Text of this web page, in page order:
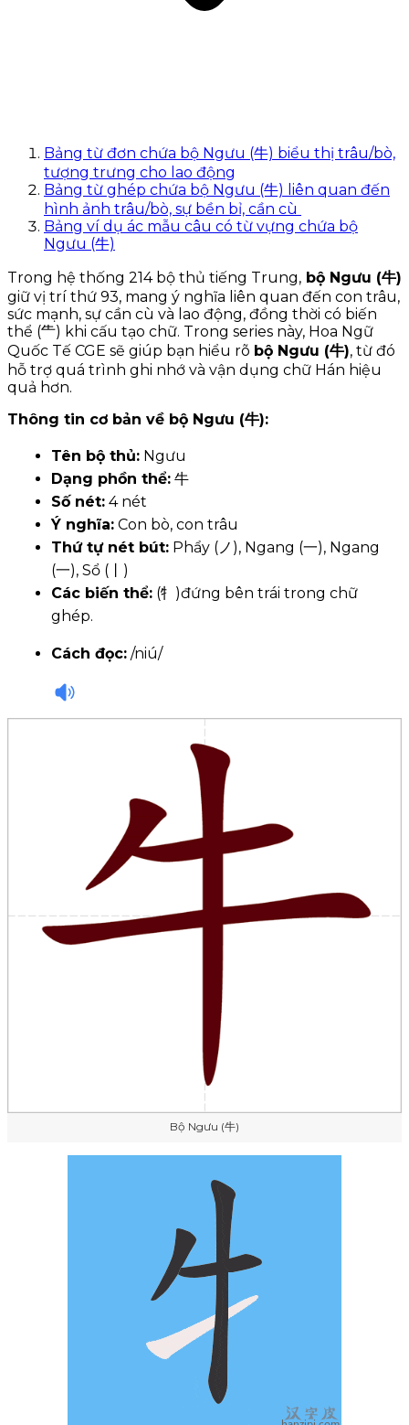
Bảng từ đơn chứa bộ Ngưu (牛) biểu thị trâu/bò,
tượng trưng cho lao động
Bảng từ ghép chứa bộ Ngưu (牛) liên quan đến
hình ảnh trâu/bò, sự bền bỉ, cần cù
Bảng ví dụ ác mẫu câu có từ vựng chứa bộ
Ngưu (牛)
Trong hệ thống 214 bộ thủ tiếng Trung, bộ Ngưu (牛)
giữ vị trí thứ 93, mang ý nghĩa liên quan đến con trâu,
sức mạnh, sự cần cù và lao động, đồng thời có biến
thể (⺧) khi cấu tạo chữ. Trong series này, Hoa Ngữ
Quốc Tế CGE sẽ giúp bạn hiểu rõ bộ Ngưu (牛), từ đó
hỗ trợ quá trình ghi nhớ và vận dụng chữ Hán hiệu
quả hơn.
Thông tin cơ bản về bộ Ngưu (牛):
Tên bộ thủ: Ngưu
Dạng phồn thể: 牛
Số nét: 4 nét
Ý nghĩa: Con bò, con trâu
Thứ tự nét bút: Phẩy (ノ), Ngang (一), Ngang
(一), Sổ (丨)
Các biến thể: (牜)đứng bên trái trong chữ
ghép.
Cách đọc: /niú/
Bộ Ngưu (牛)